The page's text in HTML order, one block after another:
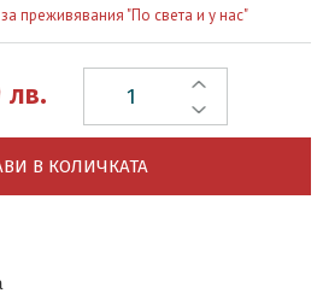
преживявания "По света и у нас"
лв.
В КОЛИЧКАТА